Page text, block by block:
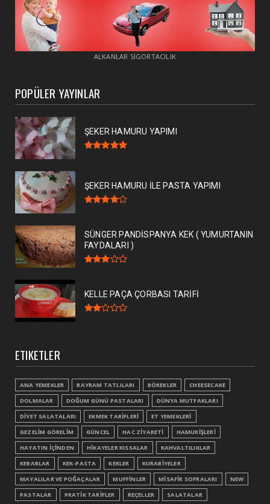
ALKANLAR SİGORTACILIK
POPÜLER YAYINLAR
ŞEKER HAMURU YAPIMI
ŞEKER HAMURU İLE PASTA YAPIMI
SÜNGER PANDİSPANYA KEK ( YUMURTANIN
FAYDALARI )
KELLE PAÇA ÇORBASI TARİFİ
ETIKETLER
ANA YEMEKLER BAYRAM TATLILARI BÖREKLER
CHEESECAKE
DOLMALAR
DOĞUM GÜNÜ PASTALARI
DÜNYA MUTFAKLARI
DİYET SALATALARI
EKMEK TARİFLERİ
ET YEMEKLERİ
GEZELİM GÖRELİM
GÜNCEL HAC ZİYARETİ
HAMURİŞLERİ
HAYATIN İÇİNDEN
HİKAYELER KISSALAR
KAHVALTILIKLAR
KEBABLAR
KEK-PASTA KEKLER
KURABİYELER
MAYALILAR VE POĞAÇALAR
MUFFİNLER MİSAFİR SOFRALARI
NEW
PASTALAR
PRATİK TARİFLER REÇELLER SALATALAR